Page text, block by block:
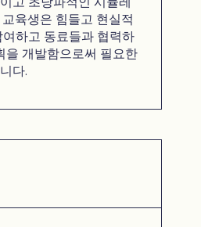
육생은 힘들고 현실적
하고 동료들과 협력하
을 개발함으로써 필요한
다.